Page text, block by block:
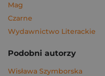
Mag
Czarne
Wydawnictwo Literackie
Podobni autorzy
Wisława Szymborska